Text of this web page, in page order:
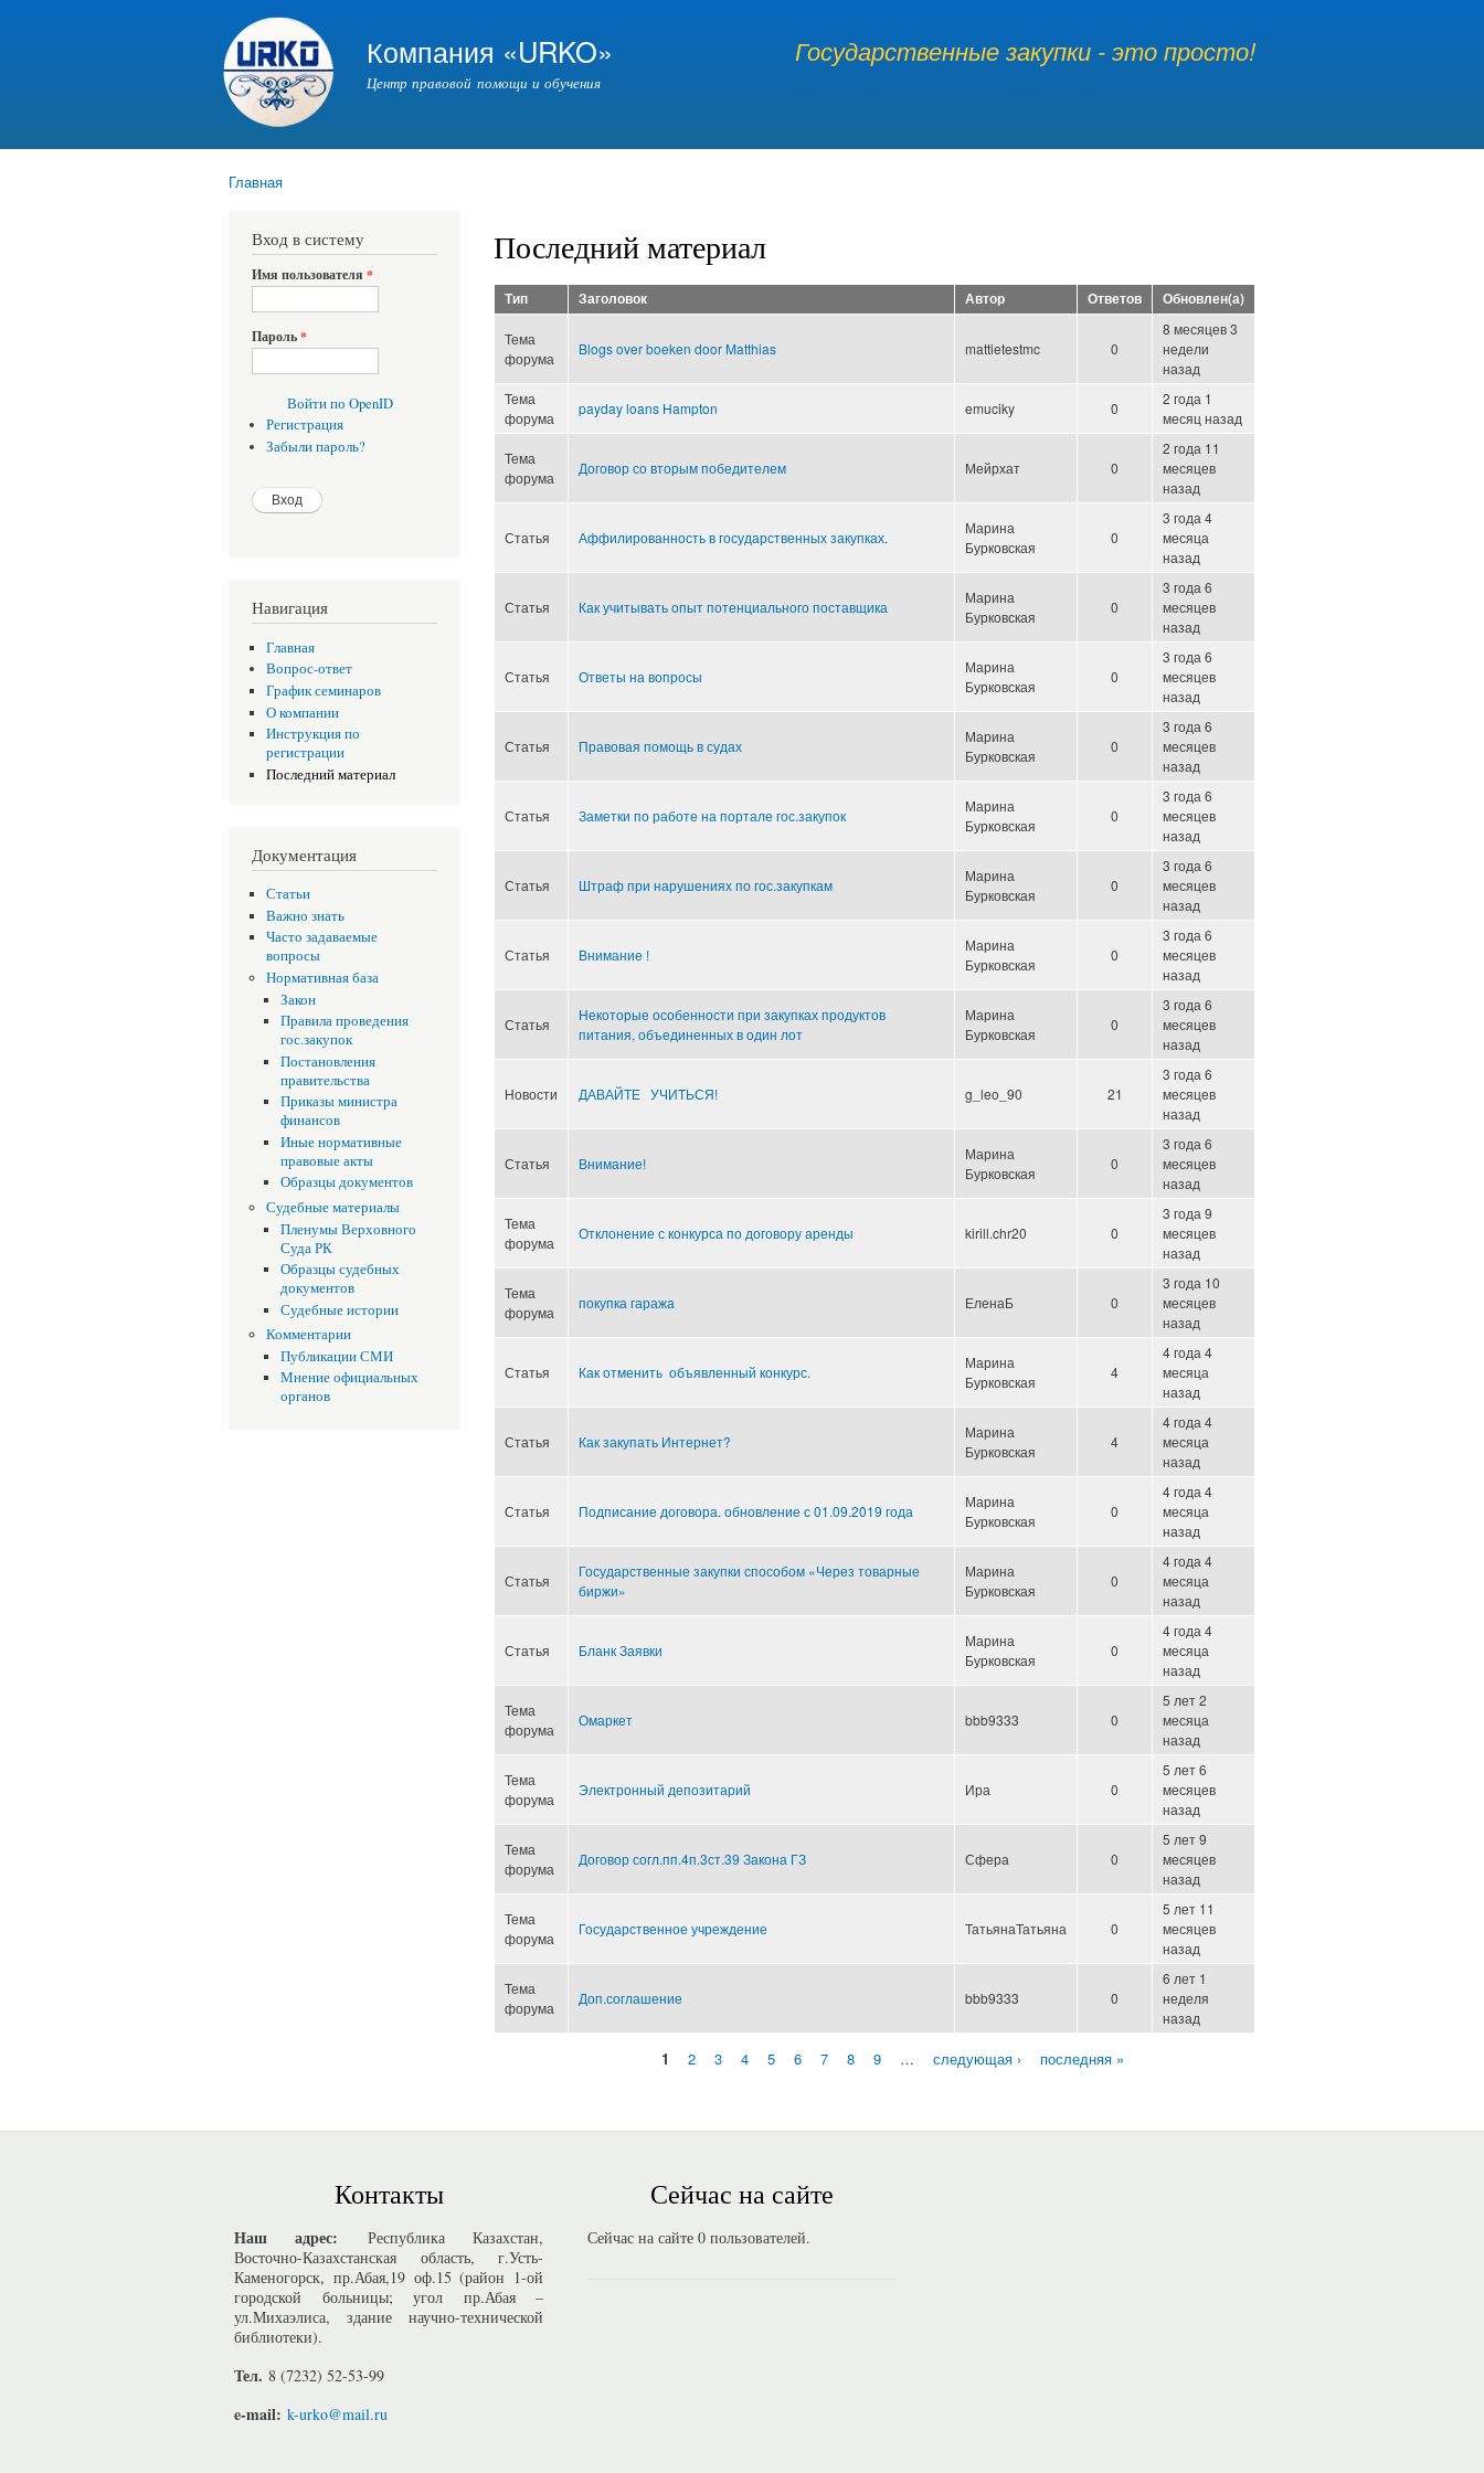
Компания «URKO»
Центр правовой помощи и обучения
Государственные закупки - это просто!
Главная
Вход в систему
Имя пользователя *
Пароль*
Войти по OpenID
Регистрация
Забыли пароль?
Навигация
Главная
Вопрос-ответ
График семинаров
О компании
Инструкция по
регистрации
Последний материал
Документация
Статьи
Важно знать
Часто задаваемые
вопросы
Нормативная база
Закон
Правила проведения
гос.закупок
Постановления
правительства
Приказы министра
финансов
Иные нормативные
правовые акты
Образцы документов
Судебные материалы
Пленумы Верховного
Суда РК
Образцы судебных
документов
Судебные истории
Комментарии
Публикации СМИ
Мнение официальных
органов
Последний материал
Тип Заголовок Автор Ответов Обновлен(а)
Тема
форума
Blogs over boeken door Matthias mattietestmc 0
8 месяцев 3
недели
назад
Тема
форума
payday loans Hampton emuciky 0
2 года 1
месяц назад
Тема
форума
Договор со вторым победителем Мейрхат 0
2 года 11
месяцев
назад
Статья Аффилированность в государственных закупках.
Марина
Бурковская
0
3 года 4
месяца
назад
Статья Как учитывать опыт потенциального поставщика
Марина
Бурковская
0
3 года 6
месяцев
назад
Статья Ответы на вопросы
Марина
Бурковская
0
3 года 6
месяцев
назад
Статья Правовая помощь в судах
Марина
Бурковская
0
3 года 6
месяцев
назад
Статья Заметки по работе на портале гос.закупок
Марина
Бурковская
0
3 года 6
месяцев
назад
Статья Штраф при нарушениях по гос.закупкам
Марина
Бурковская
0
3 года 6
месяцев
назад
Статья Внимание !
Марина
Бурковская
0
3 года 6
месяцев
назад
Статья
Некоторые особенности при закупках продуктов
питания, объединенных в один лот
Марина
Бурковская
0
3 года 6
месяцев
назад
Новости ДАВАЙТЕ УЧИТЬСЯ! g_leo_90 21
3 года 6
месяцев
назад
Статья Внимание!
Марина
Бурковская
0
3 года 6
месяцев
назад
Тема
форума
Отклонение с конкурса по договору аренды kirill.chr20 0
3 года 9
месяцев
назад
Тема
форума
покупка гаража ЕленаБ 0
3 года 10
месяцев
назад
Статья Как отменить объявленный конкурс.
Марина
Бурковская
4
4 года 4
месяца
назад
Статья Как закупать Интернет?
Марина
Бурковская
4
4 года 4
месяца
назад
Статья Подписание договора. обновление с 01.09.2019 года
Марина
Бурковская
0
4 года 4
месяца
назад
Статья
Государственные закупки способом «Через товарные
биржи»
Марина
Бурковская
0
4 года 4
месяца
назад
Статья Бланк Заявки
Марина
Бурковская
0
4 года 4
месяца
назад
Тема
форума
Омаркет bbb9333 0
5 лет 2
месяца
назад
Тема
форума
Электронный депозитарий Ира 0
5 лет 6
месяцев
назад
Тема
форума
Договор согл.пп.4п.3ст.39 Закона ГЗ Сфера 0
5 лет 9
месяцев
назад
Тема
форума
Государственное учреждение ТатьянаТатьяна 0
5 лет 11
месяцев
назад
Тема
форума
Доп.соглашение bbb9333 0
6 лет 1
неделя
назад
1 2 3 4 5 6 7 8 9 … следующая › последняя »
Контакты
Наш адрес: Республика Казахстан,
Восточно-Казахстанская область, г.Усть-
Каменогорск, пр.Абая,19 оф.15 (район 1-ой
городской больницы; угол пр.Абая –
ул.Михаэлиса, здание научно-технической
библиотеки).
Тел. 8 (7232) 52-53-99
e-mail: k-urko@mail.ru
Сейчас на сайте
Сейчас на сайте 0 пользователей.